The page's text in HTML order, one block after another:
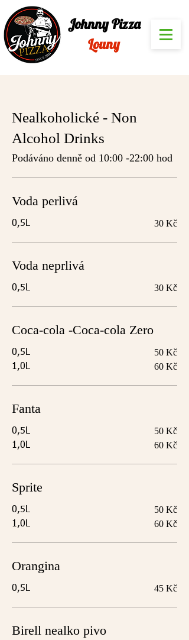
Johnny Pizza
Louny
Nealkoholické - Non
Alcohol Drinks
Podáváno denně od 10:00 -22:00 hod
Voda perlivá
0,5L 30 Kč
Voda neprlivá
0,5L 30 Kč
Coca-cola -Coca-cola Zero
0,5L 50 Kč
1,0L 60 Kč
Fanta
0,5L 50 Kč
1,0L 60 Kč
Sprite
0,5L 50 Kč
1,0L 60 Kč
Orangina
0,5L 45 Kč
Birell nealko pivo